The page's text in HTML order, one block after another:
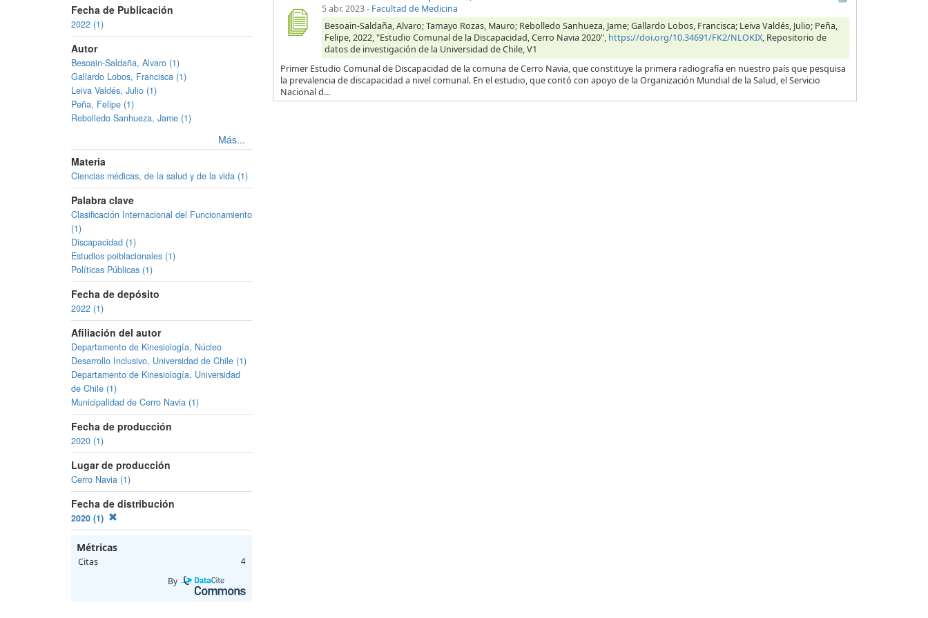
Fecha de Publicación
2022 (1)
Autor
Besoain-Saldaña, Alvaro (1)
Gallardo Lobos, Francisca (1)
Leiva Valdés, Julio (1)
Peña, Felipe (1)
Rebolledo Sanhueza, Jame (1)
Más...
Materia
Ciencias médicas, de la salud y de la vida (1)
Palabra clave
Clasificación Internacional del Funcionamiento
(1)
Discapacidad (1)
Estudios poiblacionales (1)
Políticas Públicas (1)
Fecha de depósito
2022 (1)
Afiliación del autor
Departamento de Kinesiología, Núcleo
Desarrollo Inclusivo, Universidad de Chile (1)
Departamento de Kinesiología, Universidad
de Chile (1)
Municipalidad de Cerro Navia (1)
Fecha de producción
2020 (1)
Lugar de producción
Cerro Navia (1)
Fecha de distribución
2020 (1)
Métricas
Citas 4
By
5 abr. 2023- Facultad de Medicina
Besoain-Saldaña, Alvaro; Tamayo Rozas, Mauro; Rebolledo Sanhueza, Jame; Gallardo Lobos, Francisca; Leiva Valdés, Julio; Peña,
Felipe, 2022, "Estudio Comunal de la Discapacidad, Cerro Navia 2020", https://doi.org/10.34691/FK2/NLOKIX, Repositorio de
datos de investigación de la Universidad de Chile, V1
Primer Estudio Comunal de Discapacidad de la comuna de Cerro Navia, que constituye la primera radiografía en nuestro país que pesquisa
la prevalencia de discapacidad a nivel comunal. En el estudio, que contó con apoyo de la Organización Mundial de la Salud, el Servicio
Nacional d...